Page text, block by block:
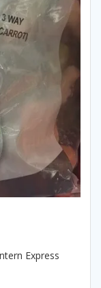
Express